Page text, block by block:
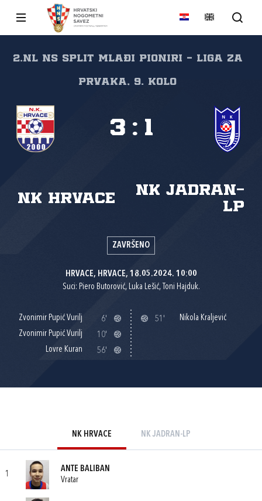
2.NL NS Split Mlađi pioniri - Liga za
prvaka, 9. kolo
NK Hrvace
NK Jadran-
LP
3 : 1
ZAVRŠENO
HRVACE, HRVACE, 18.05.2024. 10:00
Suci: Piero Butorović, Luka Lešić, Toni Hajduk.
Zvonimir Pupić Vurilj
6'
Zvonimir Pupić Vurilj
10'
Lovre Kuran
56'
51' Nikola Kraljević
NK HRVACE NK JADRAN-LP
1
ANTE BALIBAN
Vratar